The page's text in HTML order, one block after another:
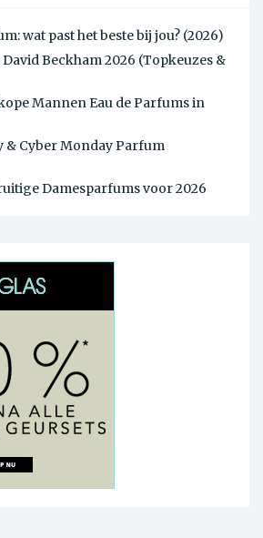
wat past het beste bij jou? (2026)
Beckham 2026 (Topkeuzes &
Mannen Eau de Parfums in
& Cyber Monday Parfum
Damesparfums voor 2026